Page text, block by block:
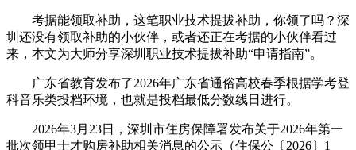
考据能领取补助，这笔职业技术提拔补助，你领了吗？深
圳还没有领取补助的小伙伴，或者还正在考据的小伙伴看过
来，本文为大师分享深圳职业技术提拔补助“申请指南”。
广东省教育发布了2026年广东省通俗高校春季根据学考登
科音乐类投档环境，也就是投档最低分数线日进行。
2026年3月23日，深圳市住房保障署发布关于2026年第一
批次领甲士才购房补助相关消息的公示（住保公〔2026〕1